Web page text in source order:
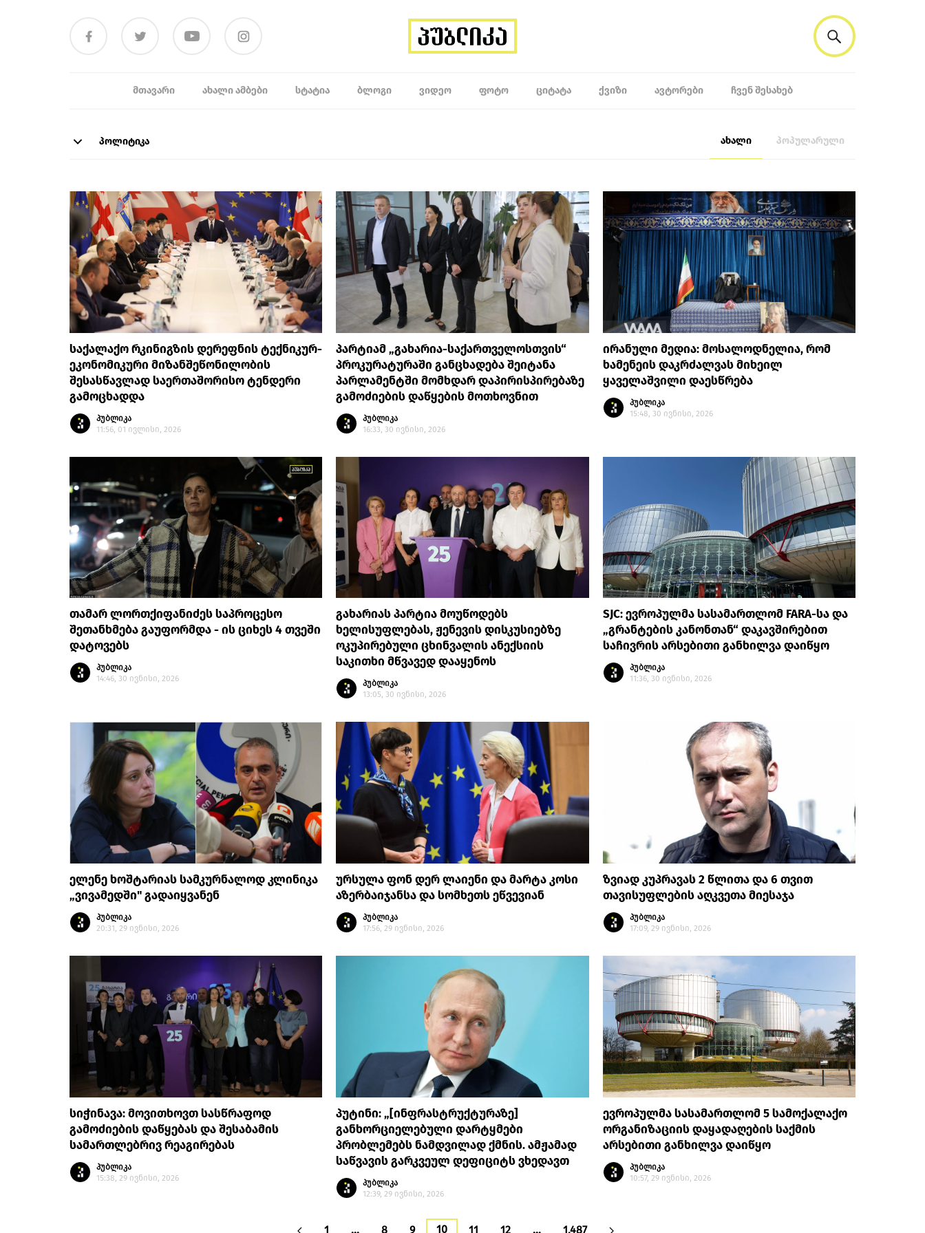
ᲛᲗᲐᲕᲐᲠᲘ ᲐᲮᲐᲚᲘ ᲐᲛᲑᲔᲑᲘ ᲡᲢᲐᲢᲘᲐ ᲑᲚᲝᲒᲘ ᲕᲘᲓᲔᲝ ᲤᲝᲢᲝ ᲪᲘᲢᲐᲢᲐ ᲥᲕᲘᲖᲘ ᲐᲕᲢᲝᲠᲔᲑᲘ ᲩᲕᲔᲜ ᲨᲔᲡᲐᲮᲔᲑ
პოლიტიკა ახალი პოპულარული
საქალაქო რკინიგზის დერეფნის ტექნიკურ-
ეკონომიკური მიზანშეწონილობის
შესასწავლად საერთაშორისო ტენდერი
გამოცხადდა
პუბლიკა
11:56, 01 ივლისი, 2026
პარტიამ „გახარია-საქართველოსთვის“
პროკურატურაში განცხადება შეიტანა
პარლამენტში მომხდარ დაპირისპირებაზე
გამოძიების დაწყების მოთხოვნით
პუბლიკა
16:33, 30 ივნისი, 2026
ირანული მედია: მოსალოდნელია, რომ
ხამენეის დაკრძალვას მიხეილ
ყაველაშვილი დაესწრება
პუბლიკა
15:48, 30 ივნისი, 2026
თამარ ლორთქიფანიძეს საპროცესო
შეთანხმება გაუფორმდა - ის ციხეს 4 თვეში
დატოვებს
პუბლიკა
14:46, 30 ივნისი, 2026
გახარიას პარტია მოუწოდებს
ხელისუფლებას, ჟენევის დისკუსიებზე
ოკუპირებული ცხინვალის ანექსიის
საკითხი მწვავედ დააყენოს
პუბლიკა
13:05, 30 ივნისი, 2026
SJC: ევროპულმა სასამართლომ FARA-სა და
„გრანტების კანონთან“ დაკავშირებით
საჩივრის არსებითი განხილვა დაიწყო
პუბლიკა
11:36, 30 ივნისი, 2026
ელენე ხოშტარიას სამკურნალოდ კლინიკა
„ვივამედში" გადაიყვანენ
პუბლიკა
20:31, 29 ივნისი, 2026
ურსულა ფონ დერ ლაიენი და მარტა კოსი
აზერბაიჯანსა და სომხეთს ეწვევიან
პუბლიკა
17:56, 29 ივნისი, 2026
ზვიად კუპრავას 2 წლითა და 6 თვით
თავისუფლების აღკვეთა მიესაჯა
პუბლიკა
17:09, 29 ივნისი, 2026
სიჭინავა: მოვითხოვთ სასწრაფოდ
გამოძიების დაწყებას და შესაბამის
სამართლებრივ რეაგირებას
პუბლიკა
15:38, 29 ივნისი, 2026
პუტინი: „[ინფრასტრუქტურაზე]
განხორციელებული დარტყმები
პრობლემებს ნამდვილად ქმნის. ამჟამად
საწვავის გარკვეულ დეფიციტს ვხედავთ
პუბლიკა
12:39, 29 ივნისი, 2026
ევროპულმა სასამართლომ 5 სამოქალაქო
ორგანიზაციის დაყადაღების საქმის
არსებითი განხილვა დაიწყო
პუბლიკა
10:57, 29 ივნისი, 2026
1 … 8 9 10 11 12 … 1,487